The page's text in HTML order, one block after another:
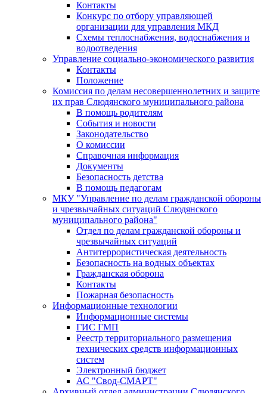
Контакты
Конкурс по отбору управляющей
организации для управления МКД
Схемы теплоснабжения, водоснабжения и
водоотведения
Управление социально-экономического развития
Контакты
Положение
Комиссия по делам несовершеннолетних и защите
их прав Слюдянского муниципального района
В помощь родителям
События и новости
Законодательство
О комиссии
Справочная информация
Документы
Безопасность детства
В помощь педагогам
МКУ "Управление по делам гражданской обороны
и чрезвычайных ситуаций Слюдянского
муниципального района"
Отдел по делам гражданской обороны и
чрезвычайных ситуаций
Антитеррористическая деятельность
Безопасность на водных объектах
Гражданская оборона
Контакты
Пожарная безопасность
Информационные технологии
Информационные системы
ГИС ГМП
Реестр территориального размещения
технических средств информационных
систем
Электронный бюджет
АС "Свод-СМАРТ"